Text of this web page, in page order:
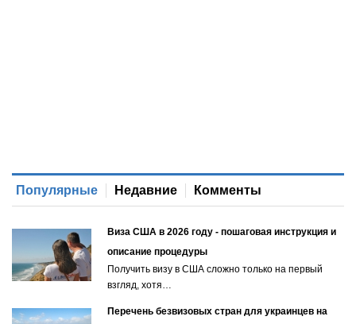
Популярные Недавние Комменты
Виза США в 2026 году - пошаговая инструкция и
описание процедуры
Получить визу в США сложно только на первый
взгляд, хотя…
Перечень безвизовых стран для украинцев на